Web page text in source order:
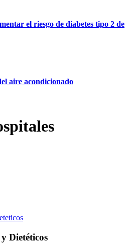
el riesgo de diabetes tipo 2 de
aire acondicionado
Dietéticos